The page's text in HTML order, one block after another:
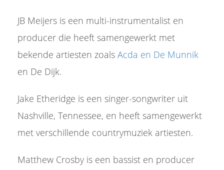
JB Meijers is een multi-instrumentalist en
producer die heeft samengewerkt met
bekende artiesten zoals Acda en De Munnik
en De Dijk.
Jake Etheridge is een singer-songwriter uit
Nashville, Tennessee, en heeft samengewerkt
met verschillende countrymuziek artiesten.
Matthew Crosby is een bassist en producer